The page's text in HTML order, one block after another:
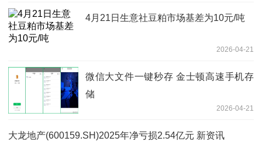
4月21日生意社豆粕市场基差为10元/吨
2026-04-21
微信大文件一键秒存 金士顿高速手机存
储
2026-04-21
大龙地产(600159.SH)2025年净亏损2.54亿元 新资讯